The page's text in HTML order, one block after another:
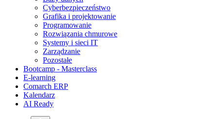
Cyberbezpieczeństwo
Grafika i projektowanie
Programowanie
Rozwiązania chmurowe
Systemy i sieci IT
Zarządzanie
Pozostałe
Bootcamp - Masterclass
E-learning
Comarch ERP
Kalendarz
AI Ready